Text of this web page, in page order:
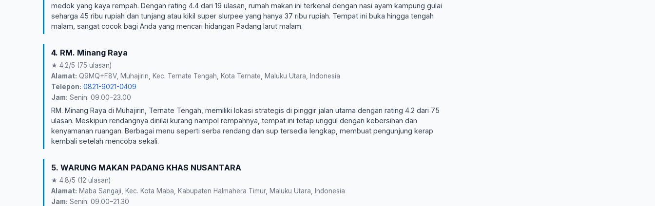
medok yang kaya rempah. Dengan rating 4.4 dari 19 ulasan, rumah makan ini terkenal dengan nasi ayam kampung gulai
seharga 45 ribu rupiah dan tunjang atau kikil super slurpee yang hanya 37 ribu rupiah. Tempat ini buka hingga tengah
malam, sangat cocok bagi Anda yang mencari hidangan Padang larut malam.
4. RM. Minang Raya
★ 4.2/5 (75 ulasan)
Alamat: Q9MQ+F8V, Muhajirin, Kec. Ternate Tengah, Kota Ternate, Maluku Utara, Indonesia
Telepon: 0821-9021-0409
Jam: Senin: 09.00–23.00
RM. Minang Raya di Muhajirin, Ternate Tengah, memiliki lokasi strategis di pinggir jalan utama dengan rating 4.2 dari 75
ulasan. Meskipun rendangnya dinilai kurang nampol rempahnya, tempat ini tetap unggul dengan kebersihan dan
kenyamanan ruangan. Berbagai menu seperti serba rendang dan sup tersedia lengkap, membuat pengunjung kerap
kembali setelah mencoba sekali.
5. WARUNG MAKAN PADANG KHAS NUSANTARA
★ 4.8/5 (12 ulasan)
Alamat: Maba Sangaji, Kec. Kota Maba, Kabupaten Halmahera Timur, Maluku Utara, Indonesia
Jam: Senin: 09.00–21.30